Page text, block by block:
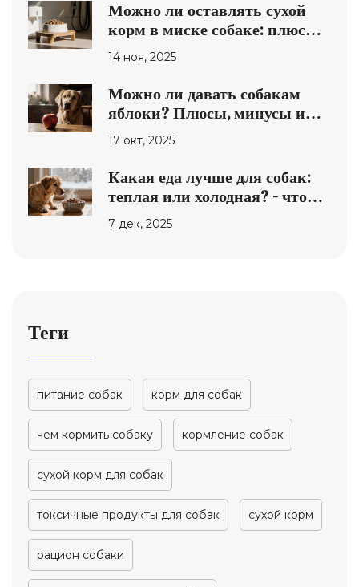
Можно ли оставлять сухой
корм в миске собаке: плюсы,
минусы и лучшая практика
14 ноя, 2025
Можно ли давать собакам
яблоки? Плюсы, минусы и
рекомендации
17 окт, 2025
Какая еда лучше для собак:
теплая или холодная? - что
говорят ветеринары
7 дек, 2025
Теги
питание собак корм для собак
чем кормить собаку кормление собак
сухой корм для собак
токсичные продукты для собак сухой корм
рацион собаки